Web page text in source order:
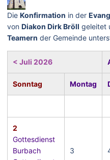
Die Konfirmation in der
von Diakon Dirk Bröll geleitet
Teamern der Gemeinde
< Juli 2026
Sonntag Montag
2
Gottesdienst
Burbach
3